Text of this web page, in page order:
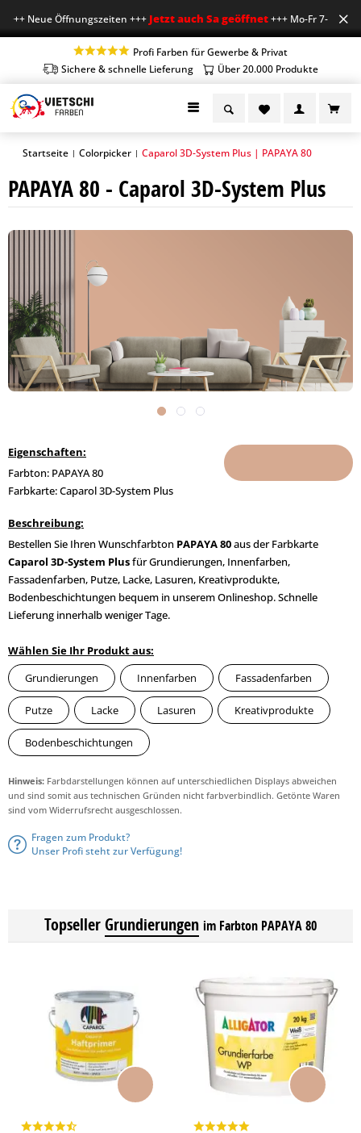
Neue Öffnungszeiten +++Jetzt auch Sa geöffnet+++ Mo-Fr 7-18 Uhr,
Profi Farben für Gewerbe & Privat
Sichere & schnelle Lieferung
Über 20.000 Produkte
Startseite | Colorpicker | Caparol 3D-System Plus | PAPAYA 80
PAPAYA 80 - Caparol 3D-System Plus
Eigenschaften:
Farbton: PAPAYA 80
Farbkarte: Caparol 3D-System Plus
Beschreibung:
Bestellen Sie Ihren Wunschfarbton PAPAYA 80aus der Farbkarte
Caparol 3D-System Plusfür Grundierungen, Innenfarben,
Fassadenfarben, Putze, Lacke, Lasuren, Kreativprodukte,
Bodenbeschichtungen bequem in unserem Onlineshop. Schnelle
Lieferung innerhalb weniger Tage.
Wählen Sie Ihr Produkt aus:
Grundierungen
Innenfarben Fassadenfarben
Putze Lacke Lasuren Kreativprodukte
Bodenbeschichtungen
Hinweis: Farbdarstellungen können auf unterschiedlichen Displays abweichen
und sind somit aus technischen Gründen nicht farbverbindlich. Getönte Waren
sind vom Widerrufsrecht ausgeschlossen.
Fragen zum Produkt?
Unser Profi steht zur Verfügung!
TopsellerGrundierungen im Farbton PAPAYA 80